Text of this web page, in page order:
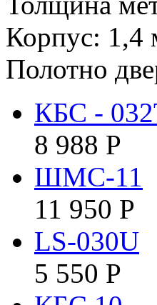
Корпус: 1,4
Полотно
КБС -
8 988 Р
ШМС-11
11 950 Р
LS-030U
5 550 Р